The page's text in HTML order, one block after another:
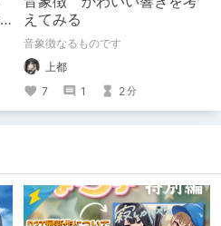
えてみる
音象徴なるものです
上都
7
1 2分